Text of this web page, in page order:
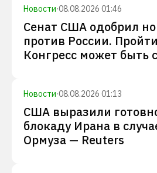
Новости·08.08.2026 01:46
Сенат США одобрил
против России.
Конгресс может быть
Новости·08.08.2026 01:13
США выразили
блокаду Ирана в
Ормуза — Reuters